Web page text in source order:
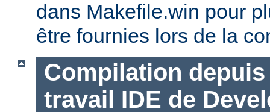
dans Makefile.win pour
être fournies lors de la
Compilation
travail IDE de